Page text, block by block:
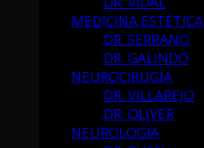
MEDICINA ESTÉTICA
DR. SERRANO
DR. GALINDO
NEUROCIRUGÍA
DR. VILLAREJO
DR. OLIVER
NEUROLOGÍA